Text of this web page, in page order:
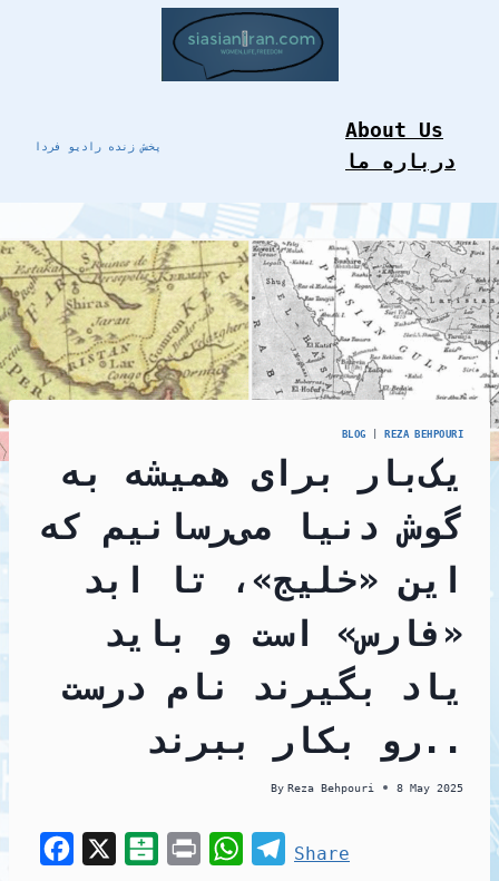
پخش زنده رادیو فردا
About Us
درباره ما
BLOG REZA BEHPOURI
یک‌بار برای همیشه به
گوش دنیا می‌رسانیم که
این «خلیج»، تا ابد
«فارس» است و باید
یاد بگیرند نام درست
رو بکار ببرند..
By Reza Behpouri 8 May 2025
TShare